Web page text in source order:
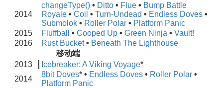
2014
changeType() • Ditto • Flue • Bump Battle
Royale • Coil • Turn-Undead • Endless Doves •
Submolok • Roller Polar • Platform Panic
2015
Fluffball • Cooped Up • Green Ninja • Vault!
2016
Rust Bucket • Beneath The Lighthouse
移动端
2013
Icebreaker: A Viking Voyage*
2014
8bit Doves* • Endless Doves • Roller Polar •
Platform Panic